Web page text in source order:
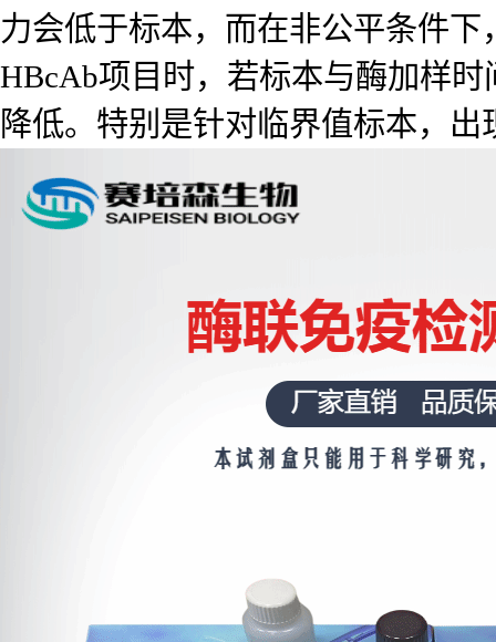
力会低于标本，而在非公平条件
HBcAb项目时，若标本与酶加样
降低。特别是针对临界值标本，出